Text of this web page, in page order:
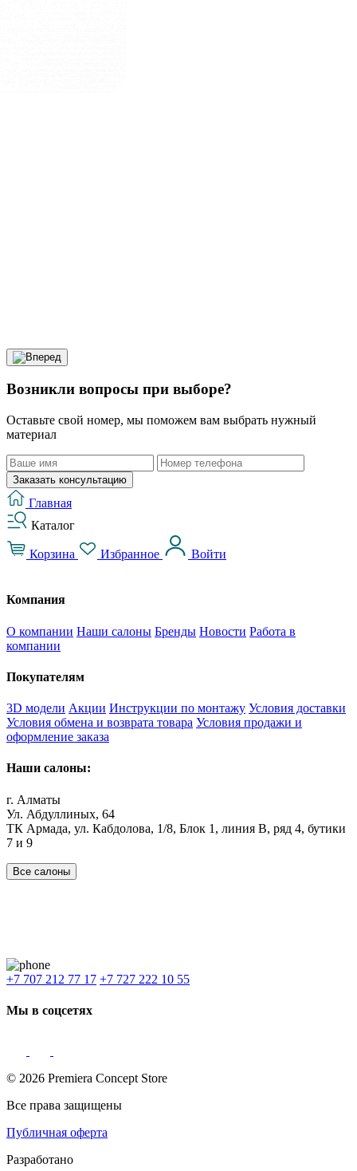
Возникли вопросы при выборе?
Оставьте свой номер, мы поможем вам выбрать нужный
материал
Заказать консультацию
Главная
Каталог
Корзина Избранное Войти
Компания
О компании Наши салоны Бренды Новости Работа в
компании
Покупателям
3D модели Акции Инструкции по монтажу Условия доставки
Условия обмена и возврата товара Условия продажи и
оформление заказа
Наши салоны:
г. Алматы
Ул. Абдуллиных, 64
ТК Армада, ул. Кабдолова, 1/8, Блок 1, линия В, ряд 4, бутики
7 и 9
Все салоны
+7 707 212 77 17 +7 727 222 10 55
Мы в соцсетях
© 2026 Premiera Concept Store
Все права защищены
Публичная оферта
Разработано